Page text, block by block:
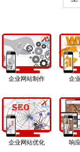
企业网站制作 企
企业网站优化 响